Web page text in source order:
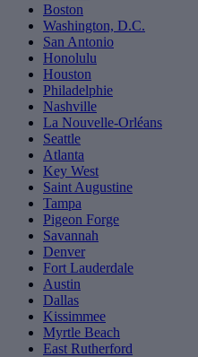
Boston
Washington, D.C.
San Antonio
Honolulu
Houston
Philadelphie
Nashville
La Nouvelle-Orléans
Seattle
Atlanta
Key West
Saint Augustine
Tampa
Pigeon Forge
Savannah
Denver
Fort Lauderdale
Austin
Dallas
Kissimmee
Myrtle Beach
East Rutherford